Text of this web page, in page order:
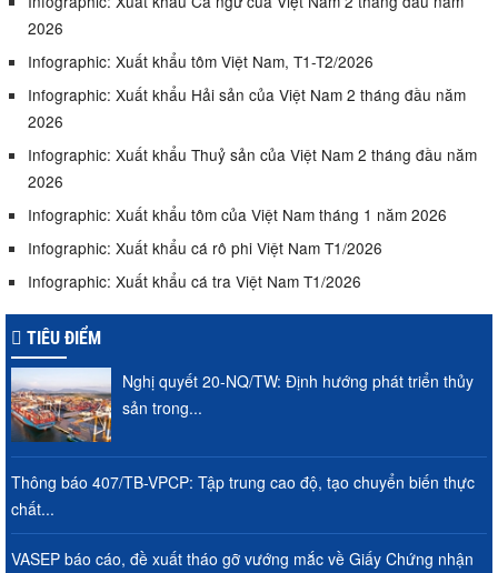
2026
Infographic: Xuất khẩu tôm Việt Nam, T1-T2/2026
Infographic: Xuất khẩu Hải sản của Việt Nam 2 tháng đầu năm
2026
Infographic: Xuất khẩu Thuỷ sản của Việt Nam 2 tháng đầu năm
2026
Infographic: Xuất khẩu tôm của Việt Nam tháng 1 năm 2026
Infographic: Xuất khẩu cá rô phi Việt Nam T1/2026
Infographic: Xuất khẩu cá tra Việt Nam T1/2026
TIÊU ĐIỂM
Nghị quyết 20-NQ/TW: Định hướng phát triển thủy
sản trong...
Thông báo 407/TB-VPCP: Tập trung cao độ, tạo chuyển biến thực
chất...
VASEP báo cáo, đề xuất tháo gỡ vướng mắc về Giấy Chứng nhận